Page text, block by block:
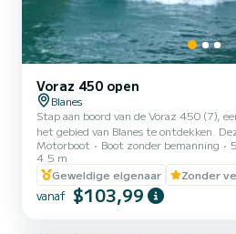
Voraz 450 open
Blanes
Stap aan boord van de Voraz 450 (7),
het gebied van Blanes te ontdekken.
kracht op zee. We garanderen u dat u
hebben op deze boot van 4,5 meter. De
5 personen. Je kunt je
SamBoat!
Motorboot Boot zonder bemanning
4.5 m
Geweldige eigenaar
Zonder
vanaf $103,99